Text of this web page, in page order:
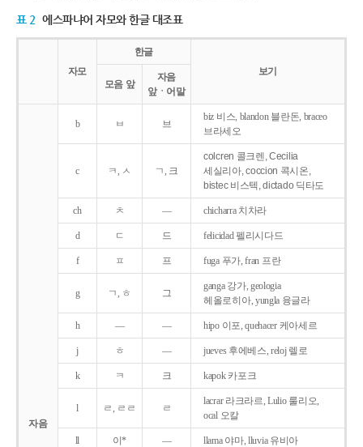
표 2 에스파냐어 자모와 한글 대조표
자모
한글
보기
모음 앞
자음
앞ㆍ어말
자음
b ㅂ 브
biz 비스, blandon 블란돈, braceo
브라세오
c ㅋ, ㅅ ㄱ, 크
colcren 콜크렌, Cecilia
세실리아, coccion 콕시온,
bistec 비스텍, dictado 딕타도
ch ㅊ ― chicharra 치차라
d ㄷ 드 felicidad 펠리시다드
f ㅍ 프 fuga 푸가, fran 프란
g ㄱ, ㅎ 그
ganga 강가, geologia
헤올로히아, yungla 융글라
h ― ― hipo 이포, quehacer 케아세르
j ㅎ ― jueves 후에베스, reloj 렐로
k ㅋ 크 kapok 카포크
l ㄹ, ㄹㄹ ㄹ
lacrar 라크라르, Lulio 룰리오,
ocal 오칼
ll 이* ― llama 야마, lluvia 유비아